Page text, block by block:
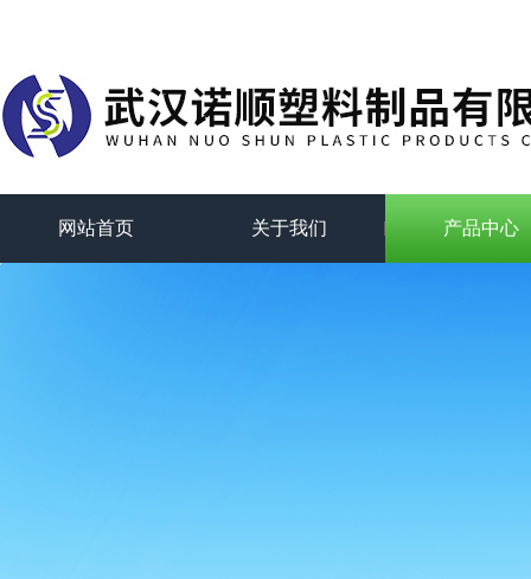
网站首页 关于我们 产品中心